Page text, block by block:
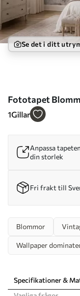
Se det i ditt
Fototapet Blommönster på en strukturerad ljus
bakgrund Nr.
1Gillar
Anpassa
din storlek
Fri frakt till
Blommor
Wallpaper
Specifikationer &